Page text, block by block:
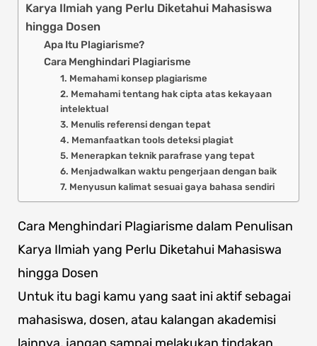
Karya Ilmiah yang Perlu Diketahui Mahasiswa
hingga Dosen
Apa Itu Plagiarisme?
Cara Menghindari Plagiarisme
1. Memahami konsep plagiarisme
2. Memahami tentang hak cipta atas kekayaan
intelektual
3. Menulis referensi dengan tepat
4. Memanfaatkan tools deteksi plagiat
5. Menerapkan teknik parafrase yang tepat
6. Menjadwalkan waktu pengerjaan dengan baik
7. Menyusun kalimat sesuai gaya bahasa sendiri
Cara Menghindari Plagiarisme dalam Penulisan
Karya Ilmiah yang Perlu Diketahui Mahasiswa
hingga Dosen
Untuk itu bagi kamu yang saat ini aktif sebagai
mahasiswa, dosen, atau kalangan akademisi
lainnya, jangan sampai melakukan tindakan